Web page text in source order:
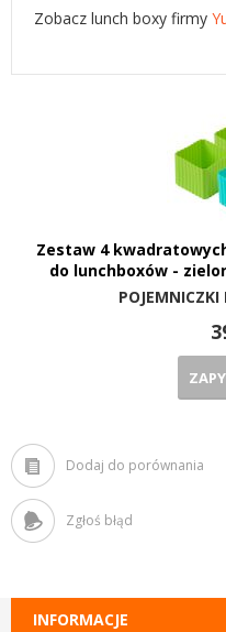
Zobacz lunch boxy firmy
Zestaw 4
do lunchboxów -
Dodaj do porównania
Zgłoś błąd
INFORMACJE